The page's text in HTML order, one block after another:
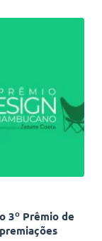
3º Prêmio de